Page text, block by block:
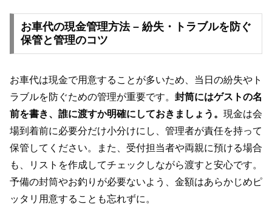
お車代の現金管理方法 – 紛失・トラブルを防ぐ
保管と管理のコツ
お車代は現金で用意することが多いため、当日の紛失やト
ラブルを防ぐための管理が重要です。 封筒にはゲストの名
前を書き、誰に渡すか明確にしておきましょう。 現金は会
場到着前に必要分だけ小分けにし、管理者が責任を持って
保管してください。また、受付担当者や両親に預ける場合
も、リストを作成してチェックしながら渡すと安心です。
予備の封筒やお釣りが必要ないよう、金額はあらかじめピ
ッタリ用意することも忘れずに。